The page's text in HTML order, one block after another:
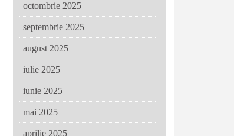
octombrie 2025
septembrie 2025
august 2025
iulie 2025
iunie 2025
mai 2025
aprilie 2025